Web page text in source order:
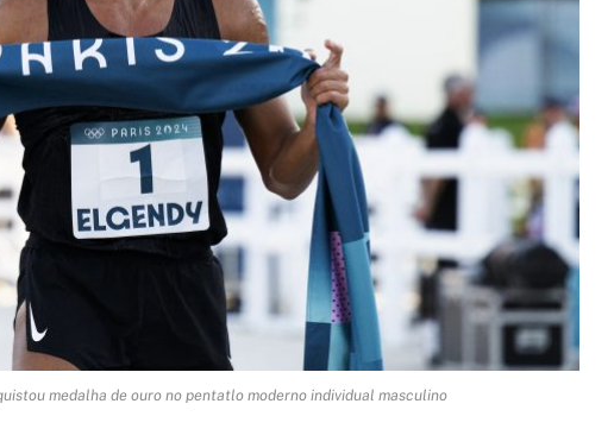
medalha de ouro no pentatlo moderno individual masculino